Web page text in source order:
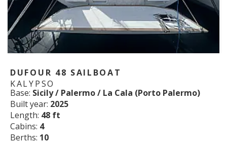
DUFOUR 48 SAILBOAT
KALYPSO
Base: Sicily / Palermo / La Cala (Porto Palermo)
Built year: 2025
Length: 48 ft
Cabins: 4
Berths: 10